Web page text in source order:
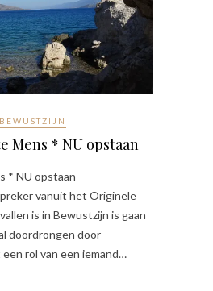
BEWUSTZIJN
Mens * NU opstaan
* NU opstaan
vanuit het Originele
is in Bewustzijn is gaan
doordrongen door
rol van een iemand…